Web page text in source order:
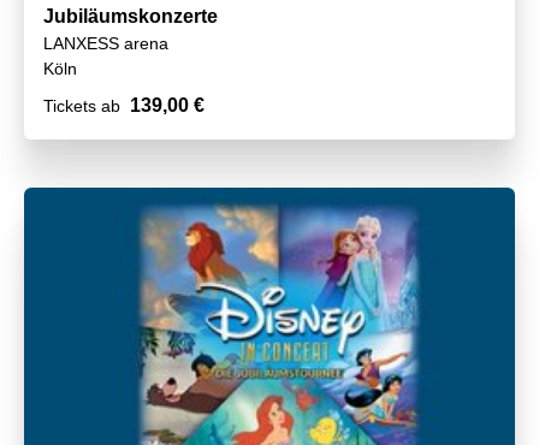
Jubiläumskonzerte
LANXESS arena
Köln
Tickets ab 139,00 €